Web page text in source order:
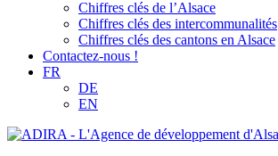
Chiffres clés de l’Alsace
Chiffres clés des intercommunalités
Chiffres clés des cantons en Alsace
Contactez-nous !
FR
DE
EN